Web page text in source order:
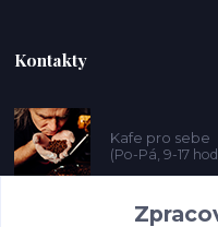
Kontakty
Kafe pro sebe
(Po-Pá, 9-17